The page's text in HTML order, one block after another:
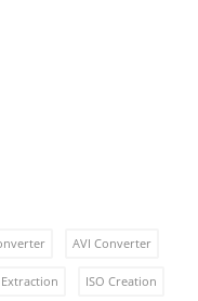
AVI Converter
ISO Creation